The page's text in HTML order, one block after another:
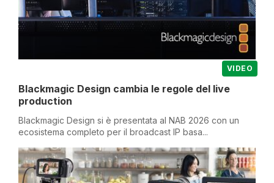
VIDEO
Blackmagic Design cambia le regole del live
production
Blackmagic Design si è presentata al NAB 2026 con un
ecosistema completo per il broadcast IP basa...